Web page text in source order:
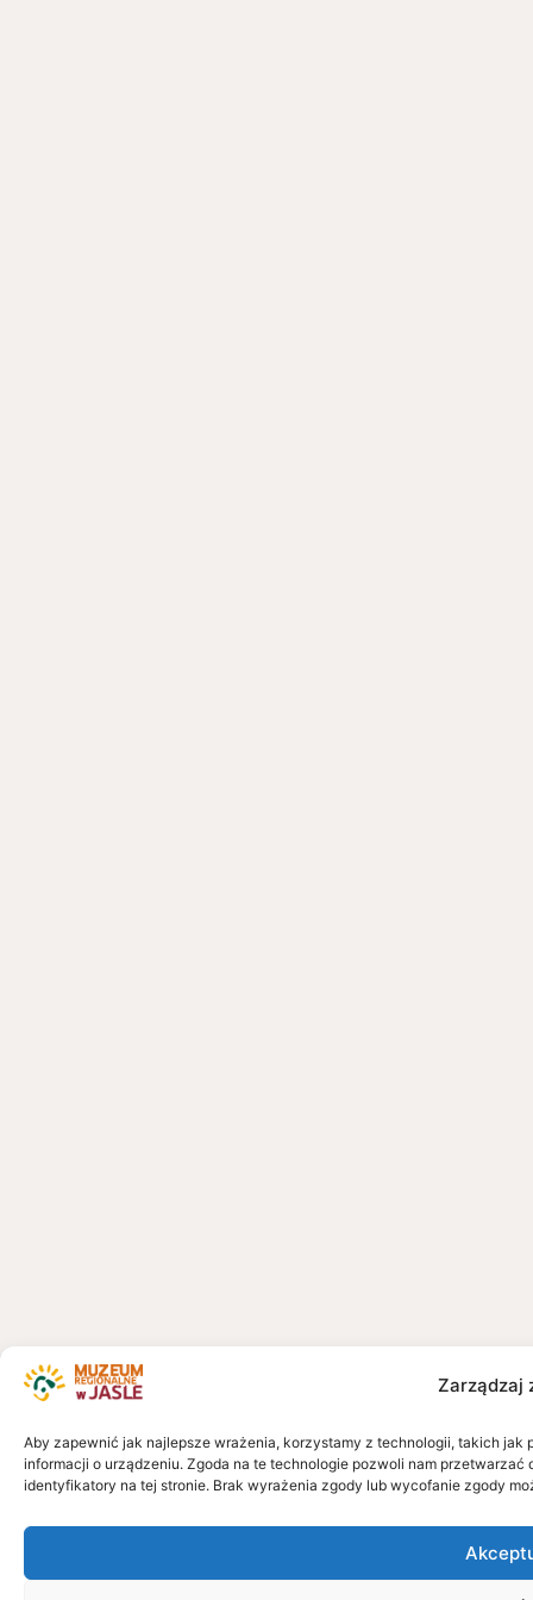
Zarządzaj
Aby zapewnić jak najlepsze wrażenia, korzystamy z technologii, takich
informacji o urządzeniu. Zgoda na te technologie pozwoli nam
identyfikatory na tej stronie. Brak wyrażenia zgody lub wycofanie zgody